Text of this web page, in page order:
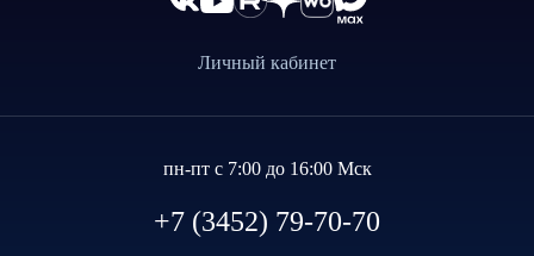
Личный кабинет
пн-пт с 7:00 до 16:00 Мск
+7 (3452) 79-70-70